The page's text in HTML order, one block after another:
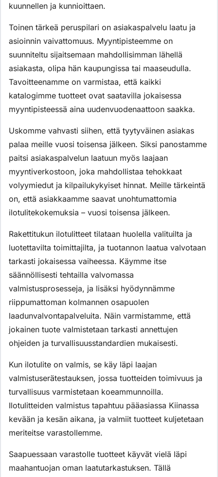
kuunnellen ja kunnioittaen.
Toinen tärkeä peruspilari on asiakaspalvelu laatu ja
asioinnin vaivattomuus. Myyntipisteemme on
suunniteltu sijaitsemaan mahdollisimman lähellä
asiakasta, olipa hän kaupungissa tai maaseudulla.
Tavoitteenamme on varmistaa, että kaikki
katalogimme tuotteet ovat saatavilla jokaisessa
myyntipisteessä aina uudenvuodenaattoon saakka.
Uskomme vahvasti siihen, että tyytyväinen asiakas
palaa meille vuosi toisensa jälkeen. Siksi panostamme
paitsi asiakaspalvelun laatuun myös laajaan
myyntiverkostoon, joka mahdollistaa tehokkaat
volyymiedut ja kilpailukykyiset hinnat. Meille tärkeintä
on, että asiakkaamme saavat unohtumattomia
ilotulitekokemuksia – vuosi toisensa jälkeen.
Rakettitukun ilotulitteet tilataan huolella valituilta ja
luotettavilta toimittajilta, ja tuotannon laatua valvotaan
tarkasti jokaisessa vaiheessa. Käymme itse
säännöllisesti tehtailla valvomassa
valmistusprosesseja, ja lisäksi hyödynnämme
riippumattoman kolmannen osapuolen
laadunvalvontapalveluita. Näin varmistamme, että
jokainen tuote valmistetaan tarkasti annettujen
ohjeiden ja turvallisuusstandardien mukaisesti.
Kun ilotulite on valmis, se käy läpi laajan
valmistuserätestauksen, jossa tuotteiden toimivuus ja
turvallisuus varmistetaan koeammunnoilla.
Ilotulitteiden valmistus tapahtuu pääasiassa Kiinassa
kevään ja kesän aikana, ja valmiit tuotteet kuljetetaan
meriteitse varastollemme.
Saapuessaan varastolle tuotteet käyvät vielä läpi
maahantuojan oman laatutarkastuksen. Tällä